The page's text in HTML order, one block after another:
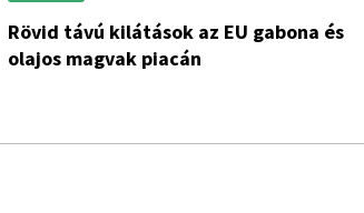
Rövid távú kilátások az EU gabona és
olajos magvak piacán